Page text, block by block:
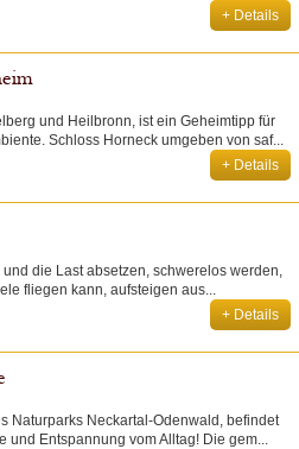
+ Details
und Heilbronn, ist ein Geheimtipp für
Schloss Horneck umgeben von saf...
+ Details
die Last absetzen, schwerelos werden,
fliegen kann, aufsteigen aus...
+ Details
Naturparks Neckartal-Odenwald, befindet
und Entspannung vom Alltag! Die gem...